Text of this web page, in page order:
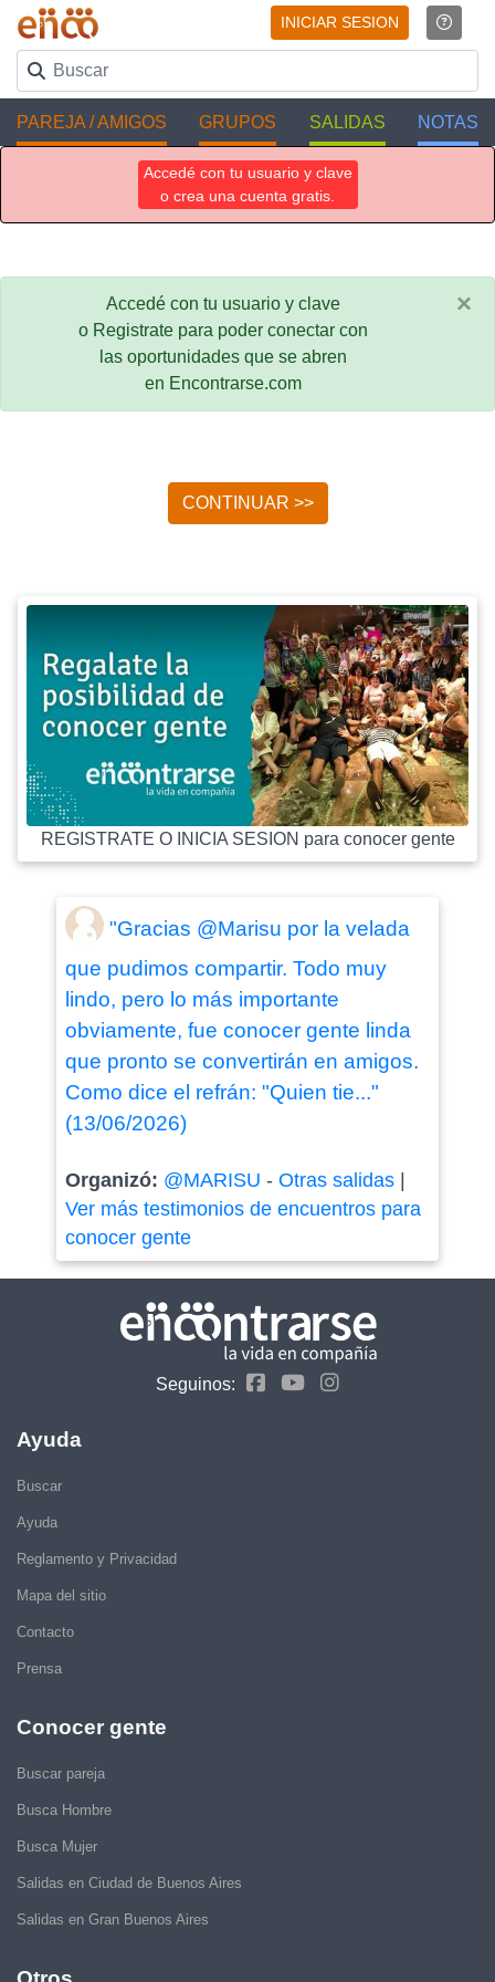
INICIAR SESION
PAREJA / AMIGOS GRUPOS SALIDAS NOTAS
Accedé con tu usuario y clave
o crea una cuenta gratis.
Accedé con tu usuario y clave
o Registrate para poder conectar con
las oportunidades que se abren
en Encontrarse.com
×
CONTINUAR >>
REGISTRATE O INICIA SESION para conocer gente
"Gracias @Marisu por la velada
que pudimos compartir. Todo muy
lindo, pero lo más importante
obviamente, fue conocer gente linda
que pronto se convertirán en amigos.
Como dice el refrán: "Quien tie..."
(13/06/2026)
Organizó: @MARISU - Otras salidas|
Ver más testimonios de encuentros para
conocer gente
Seguinos:
Ayuda
Buscar
Ayuda
Reglamento y Privacidad
Mapa del sitio
Contacto
Prensa
Conocer gente
Buscar pareja
Busca Hombre
Busca Mujer
Salidas en Ciudad de Buenos Aires
Salidas en Gran Buenos Aires